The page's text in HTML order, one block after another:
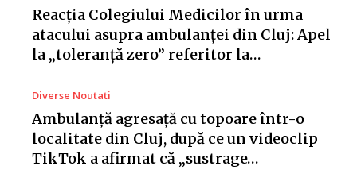
Reacția Colegiului Medicilor în urma
atacului asupra ambulanței din Cluj: Apel
la „toleranță zero” referitor la…
Diverse Noutati
Ambulanță agresață cu topoare într-o
localitate din Cluj, după ce un videoclip
TikTok a afirmat că „sustrage…